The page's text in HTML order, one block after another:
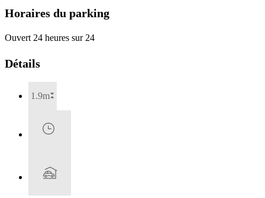
Horaires du parking
Ouvert 24 heures sur 24
Détails
1.9m